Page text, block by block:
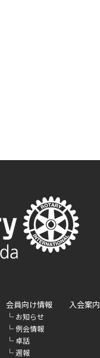
会員向け情報
└ お知らせ
└例会情報
└ 卓話
└週報
入会案内